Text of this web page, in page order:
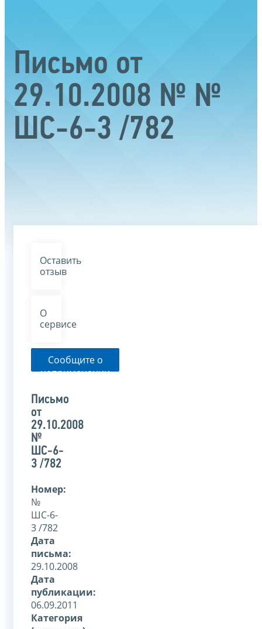
Письмо от
29.10.2008 № №
ШС-6-3 /782
Оставить
отзыв
О
сервисе
Сообщите о
неприменении
органом
письма
Письмо
от
29.10.2008
№
ШС-6-
3 /782
Номер:
№
ШС-6-
3 /782
Дата
письма:
29.10.2008
Дата
публикации:
06.09.2011
Категория